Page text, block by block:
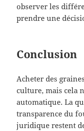
observer les
prendre une
Conclusion
Acheter des
culture, mais cela
automatique. La
transparence du
juridique restent